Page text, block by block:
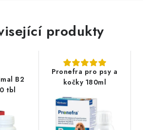
produkty
B2
tbl
Pronefra pro psy a
kočky 180ml